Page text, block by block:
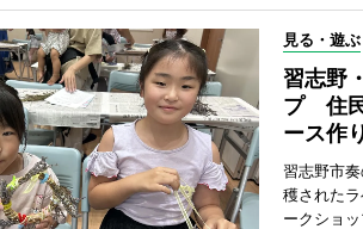
見る・遊ぶ
習志野
プ 住民
ース作
習志野市
穫された
ークショ